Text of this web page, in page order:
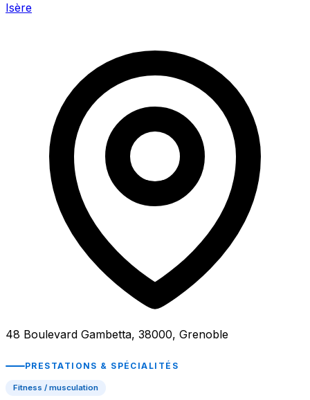
Isère
48 Boulevard Gambetta, 38000, Grenoble
PRESTATIONS & SPÉCIALITÉS
Fitness / musculation